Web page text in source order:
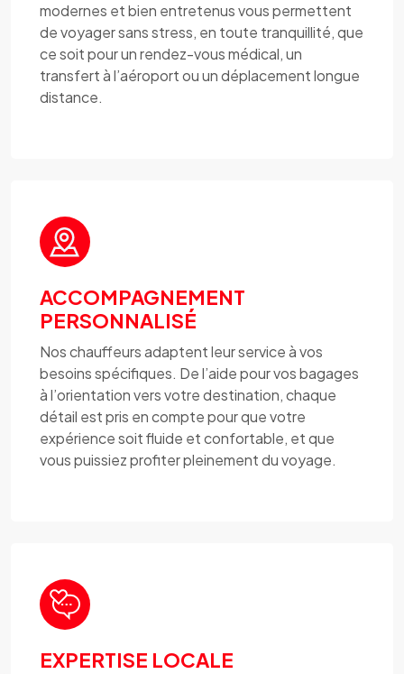
modernes et bien entretenus vous permettent
de voyager sans stress, en toute tranquillité, que
ce soit pour un rendez-vous médical, un
transfert à l’aéroport ou un déplacement longue
distance.
ACCOMPAGNEMENT
PERSONNALISÉ
Nos chauffeurs adaptent leur service à vos
besoins spécifiques. De l’aide pour vos bagages
à l’orientation vers votre destination, chaque
détail est pris en compte pour que votre
expérience soit fluide et confortable, et que
vous puissiez profiter pleinement du voyage.
EXPERTISE LOCALE